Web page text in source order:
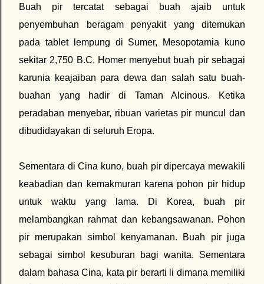
Buah pir tercatat sebagai buah ajaib untuk
penyembuhan beragam penyakit yang ditemukan
pada tablet lempung di Sumer, Mesopotamia kuno
sekitar 2,750 B.C. Homer menyebut buah pir sebagai
karunia keajaiban para dewa dan salah satu buah-
buahan yang hadir di Taman Alcinous. Ketika
peradaban menyebar, ribuan varietas pir muncul dan
dibudidayakan di seluruh Eropa.
Sementara di Cina kuno, buah pir dipercaya mewakili
keabadian dan kemakmuran karena pohon pir hidup
untuk waktu yang lama. Di Korea, buah pir
melambangkan rahmat dan kebangsawanan. Pohon
pir merupakan simbol kenyamanan. Buah pir juga
sebagai simbol kesuburan bagi wanita. Sementara
dalam bahasa Cina, kata pir berarti li dimana memiliki